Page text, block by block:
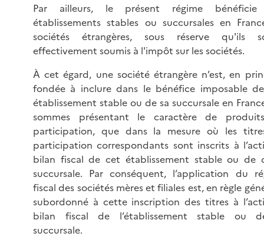
Par ailleurs, le présent régime bénéficie
établissements stables ou succursales en
sociétés étrangères, sous réserve qu'ils
effectivement soumis à l'impôt sur les sociétés.
À cet égard, une société étrangère n’est, en
fondée à inclure dans le bénéfice imposable
établissement stable ou de sa succursale en
sommes présentant le caractère de
participation, que dans la mesure où les
participation correspondants sont inscrits à
bilan fiscal de cet établissement stable ou de
succursale. Par conséquent, l’application du
fiscal des sociétés mères et filiales est, en règle
subordonné à cette inscription des titres à
bilan fiscal de l’établissement stable ou
succursale.